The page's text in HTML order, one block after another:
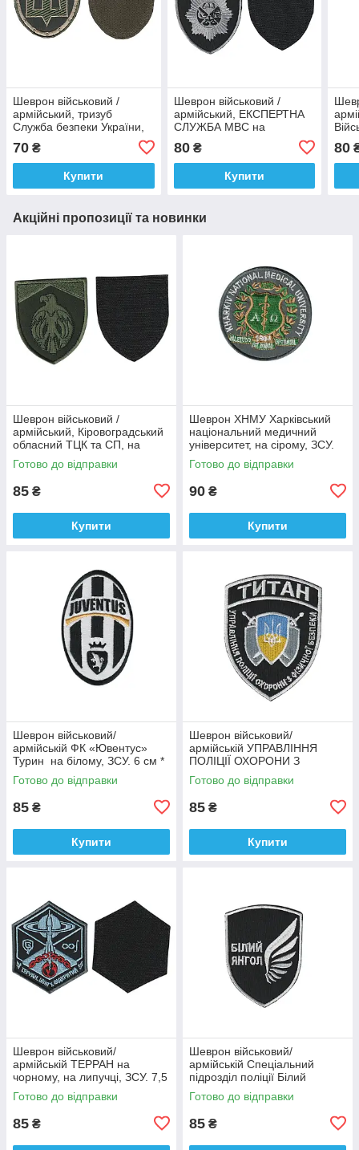
Шеврон військовий /
армійський, тризуб
Служба безпеки України,
на оливці, ЗСУ. 8 см * 7 см
70 ₴
Купити
Шеврон військовий /
армійський, ЕКСПЕРТНА
СЛУЖБА МВС на
чорному, на липучці, ЗСУ.
8 см*7 см
80₴
Купити
см *
80
Акційні пропозиції та новинки
Шеврон військовий /
армійський, Кіровоградський
обласний ТЦК та СП, на
оливці ЗСУ.7 см * 8 см
Готово до відправки
85 ₴
Купити
Шеврон ХНМУ Харківський
національний медичний
університет, на сірому, ЗСУ.
діаметр 8,5 см
Готово до відправки
90 ₴
Купити
Шеврон військовий/
армійській ФК «Ювентус»
Турин на білому, ЗСУ. 6 см *
9,5 см
Готово до відправки
85 ₴
Купити
Шеврон військовий/
армійській УПРАВЛІННЯ
ПОЛІЦІЇ ОХОРОНИ З
ФІЗИЧНОЇ БЕЗПЕКИ ТИТАН
на чорному, ЗСУ. 8 см * 10
Готово до відправки
85 ₴
Купити
Шеврон військовий/
армійській ТЕРРАН на
чорному, на липучці, ЗСУ. 7,5
см * 9 см
Готово до відправки
85 ₴
Шеврон військовий/
армійській Спеціальний
підрозділ поліції Білий
янгол на чорному, ЗСУ. 7 см *
9 см
Готово до відправки
85 ₴